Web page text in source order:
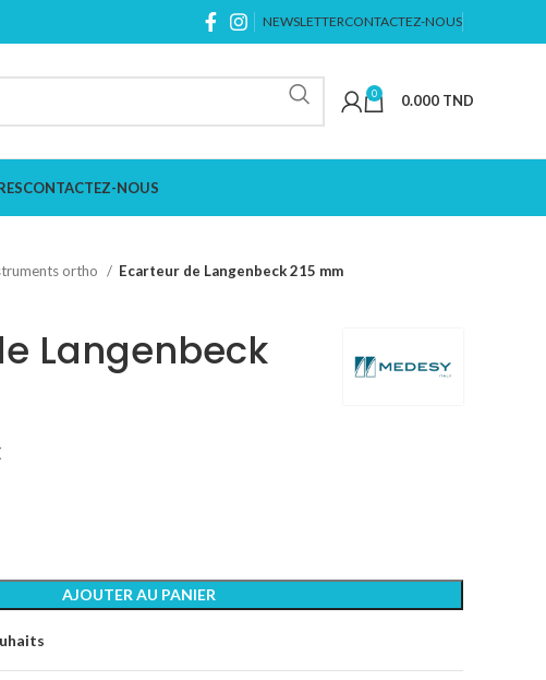
NEWSLETTERCONTACTEZ-NOUS
0 0.000 TND
CONTACTEZ-NOUS
ortho Ecarteur de Langenbeck 215 mm
Langenbeck
AJOUTER AU PANIER